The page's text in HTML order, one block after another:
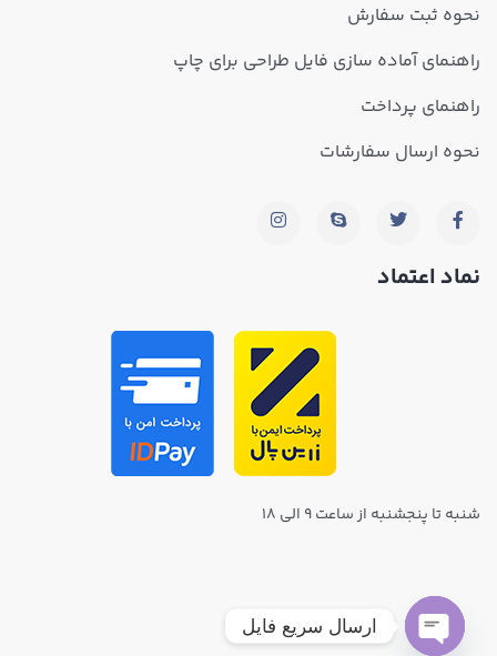
نحوه ثبت سفارش
راهنمای آماده سازی فایل طراحی برای چاپ
راهنمای پرداخت
نحوه ارسال سفارشات
نماد اعتماد
شنبه تا پنجشنبه از ساعت ۹ الی ۱۸
ارسال سریع فایل